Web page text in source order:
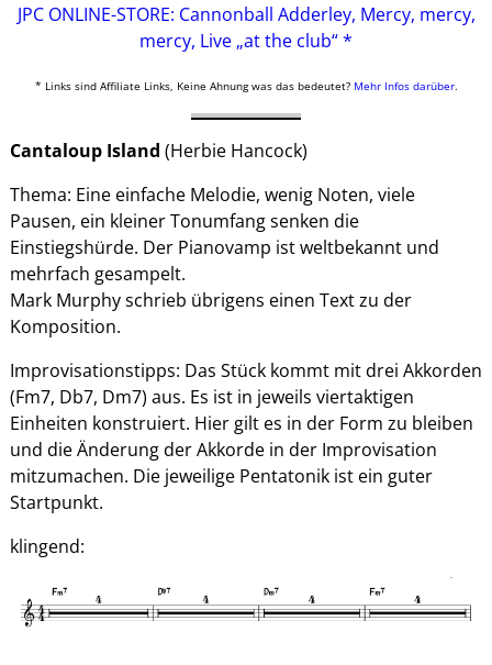
JPC ONLINE-STORE: Cannonball Adderley, Mercy, mercy,
mercy, Live „at the club“ *
* Links sind Affiliate Links, Keine Ahnung was das bedeutet? Mehr Infos darüber.
Cantaloup Island (Herbie Hancock)
Thema: Eine einfache Melodie, wenig Noten, viele
Pausen, ein kleiner Tonumfang senken die
Einstiegshürde. Der Pianovamp ist weltbekannt und
mehrfach gesampelt.
Mark Murphy schrieb übrigens einen Text zu der
Komposition.
Improvisationstipps: Das Stück kommt mit drei Akkorden
(Fm7, Db7, Dm7) aus. Es ist in jeweils viertaktigen
Einheiten konstruiert. Hier gilt es in der Form zu bleiben
und die Änderung der Akkorde in der Improvisation
mitzumachen. Die jeweilige Pentatonik ist ein guter
Startpunkt.
klingend: